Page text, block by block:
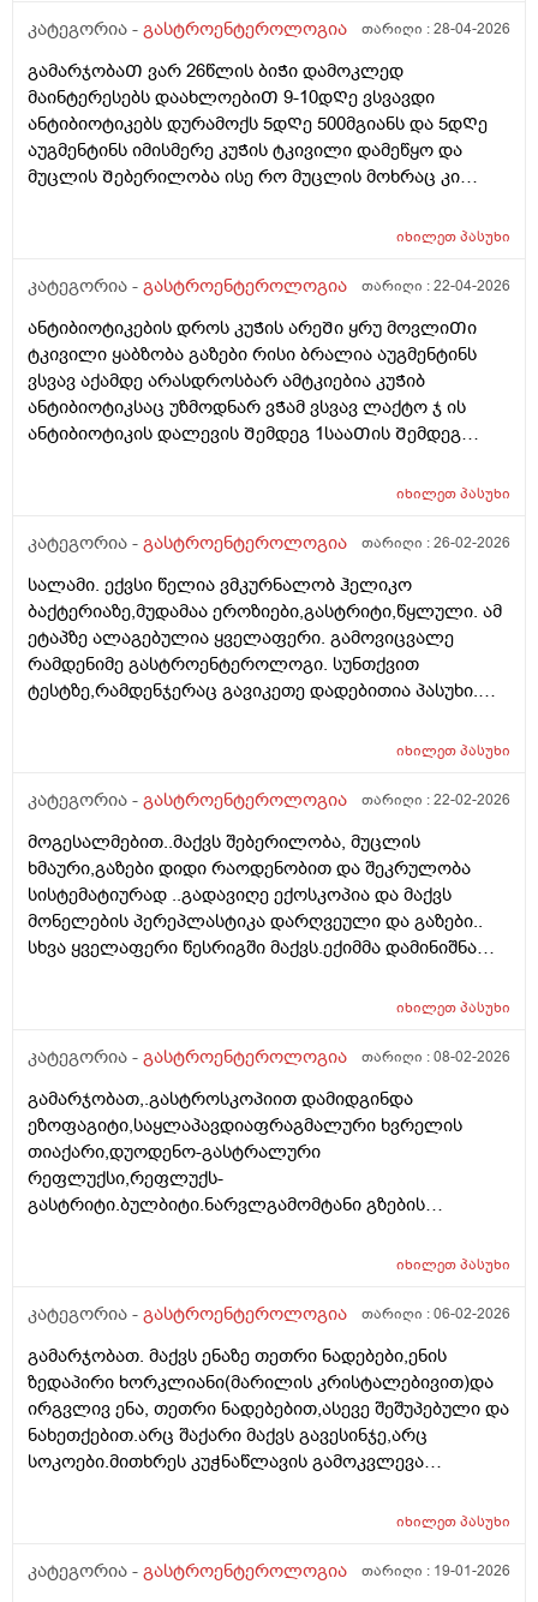
კატეგორია - გასტროენტეროლოგია თარიღი :28-04-2026
გამარჯობაᲗ ვარ 26წლის ბიᲭი დამოკლედ
მაინტერესებს დაახლოებიᲗ 9-10დᲦე ვსვავდი
ანტიბიოტიკებს დურამოქს 5დᲦე 500მგიანს და 5დᲦე
აუგმენტინს იმისმერე კუᲭის ტკივილი დამეწყო და
მუცლის Შებერილობა ისე რო მუცლის მოხრაც კი
Შემდეგ.. ასევე კუᲭის Თავის ოდნავ ქვემოᲗ
დახრისას დისკომფორტიდა მსუბუქი ტკივილი ვიყიდე
კუᲭის ანᲗების სააწინააᲦმდეგო ან გაზების ან
გასტრიტის საწინააᲦმდეგო ასევე ნოᲨპა ფორტე
დავლიე ერᲗი აბი და Თუარ გამიარა როგორ მოვიქცე
ან რამე მირᲩიეᲗ დავლიო სხვა
იხილეთპასუხი
კატეგორია - გასტროენტეროლოგია თარიღი :22-04-2026
ანტიბიოტიკების დროს კუᲭის არეᲨი ყრუ მოვლიᲗი
ტკივილი ყაბზობა გაზები რისი ბრალია აუგმენტინს
ვსვავ აქამდე არასდროსბარ ამტკიებია კუᲭიბ
ანტიბიოტიკსაც უზმოდნარ ვᲭამ ვსვავ ლაქტო ჯ ის
ანტიბიოტიკის დალევის Შემდეგ 1სააᲗის Შემდეგ
იხილეთპასუხი
კატეგორია - გასტროენტეროლოგია თარიღი :26-02-2026
სალამი. ექვსი წელია ვმკურნალობ ჰელიკო
ბაქტერიაზე,მუდამაა ეროზიები,გასტრიტი,წყლული. ამ
ეტაპზე ალაგებულია ყველაფერი. გამოვიცვალე
რამდენიმე გასტროენტეროლოგი. სუნთქვით
ტესტზე,რამდენჯერაც გავიკეთე დადებითია პასუხი.
ერთხელ თუ დაგიფიქსირდა ,შემდგომ რომც
განავლის ტესტი.... სამჯერ სხვადასხვა
ორი უარყოფითი და ერთი დადებითი პასუხი მივიღო.
ერთ ერთმა გასტროენტეროლოგმა მითხრა რომ
,,გარტყმაზეა,, განავლის ტესტი- დაჭერაზე,ბევრჯერ
უნდა გაიკეთო ბაქტერია რომ დაიჭირო... ბოლო
გასტროენტეროლოგმა პირიქით,ეს კვლევა უფროა
იხილეთპასუხი
კატეგორია - გასტროენტეროლოგია თარიღი :22-02-2026
მოგესალმებით..მაქვს შებერილობა, მუცლის
ხმაური,გაზები დიდი რაოდენობით და შეკრულობა
სისტემატიურად ..გადავიღე ექოსკოპია და მაქვს
მონელების პერეპლასტიკა დარღვეული და გაზები..
სხვა ყველაფერი წესრიგში მაქვს.ექიმმა დამინიშნა
მაქვს,.მაგრამ რა მინდა რომ გკითხო მუცელზე ჭიპის
მგრძნობელობა და ტკივილი ,ხანდახან მარცხენა
მხარესაც ხოლმე ეს რისი ბრალი უნდა იყოს ? ასევე
მაქვს სპირალიც და შეიძლება ამისგან მოდიოდეს
ტკივილი თუ ეს ყველაფერი რაც მჭირს აქედან
მოდიოდეს და მაინც მირჩიეთ ვის და როგორ
იხილეთპასუხი
კატეგორია - გასტროენტეროლოგია თარიღი :08-02-2026
გამარჯობათ,.გასტროსკოპიით დამიდგინდა
ეზოფაგიტი,საყლაპავდიაფრაგმალური ხვრელის
თიაქარი,დუოდენო-გასტრალური
რეფლუქსი,რეფლუქს-
გასტრიტი.ბულბიტი.ნარვლგამომტანი გზების
ამიხსენიტ არასამედიცინო ენაზე და რა მედიკამენტები
ყრუ ტკივილი მაქვს მარჯვენა მხარეს
იხილეთპასუხი
კატეგორია - გასტროენტეროლოგია თარიღი :06-02-2026
გამარჯობათ. მაქვს ენაზე თეთრი ნადებები,ენის
ზედაპირი ხორკლიანი(მარილის კრისტალებივით)და
ირგვლივ ენა, თეთრი ნადებებით,ასევე შეშუპებული და
ნახეთქებით.არც შაქარი მაქვს გავესინჯე,არც
სოკოები.მითხრეს კუჭნაწლავის გამოკვლევა
პრობლემებმა?არადა, არ მაწუხებს საერთოდ
ჩავიტარო?
იხილეთპასუხი
კატეგორია - გასტროენტეროლოგია თარიღი : 19-01-2026